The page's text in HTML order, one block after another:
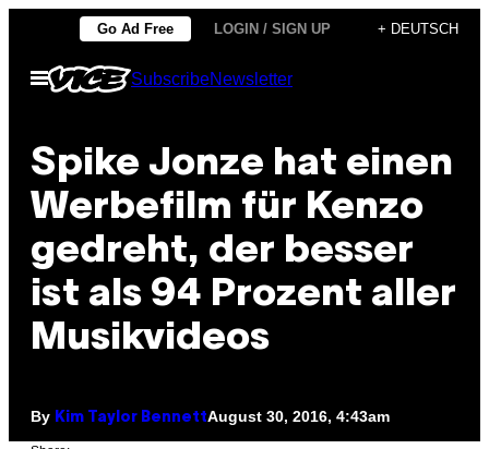
content
Go Ad Free LOGIN / SIGN UP + DEUTSCH
Open
Menu
SubscribeNewsletter
Spike Jonze hat einen
Werbefilm für Kenzo
gedreht, der besser
ist als 94 Prozent aller
Musikvideos
By Kim Taylor BennettAugust 30, 2016, 4:43am